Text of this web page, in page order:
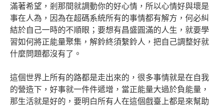
滿著希望，剎那間就調動你的好心情，所以心情好與壞是
事在人為，因為在超碼系統所有的事情都有解方，何必糾
結於自己一時的不順眼；要想有昌盛圓滿的人生，就要學
習如何將正能量聚集，解鈴終須繫鈴人，把自己調整好就
什麼問題都沒有了。
這個世界上所有的路都是走出來的，很多事情就是在自我
的營造下，好事就一件件遞增，當正能量大過於負能量，
那生活就是好的，要明白所有人在這個戲臺上都是來幫助